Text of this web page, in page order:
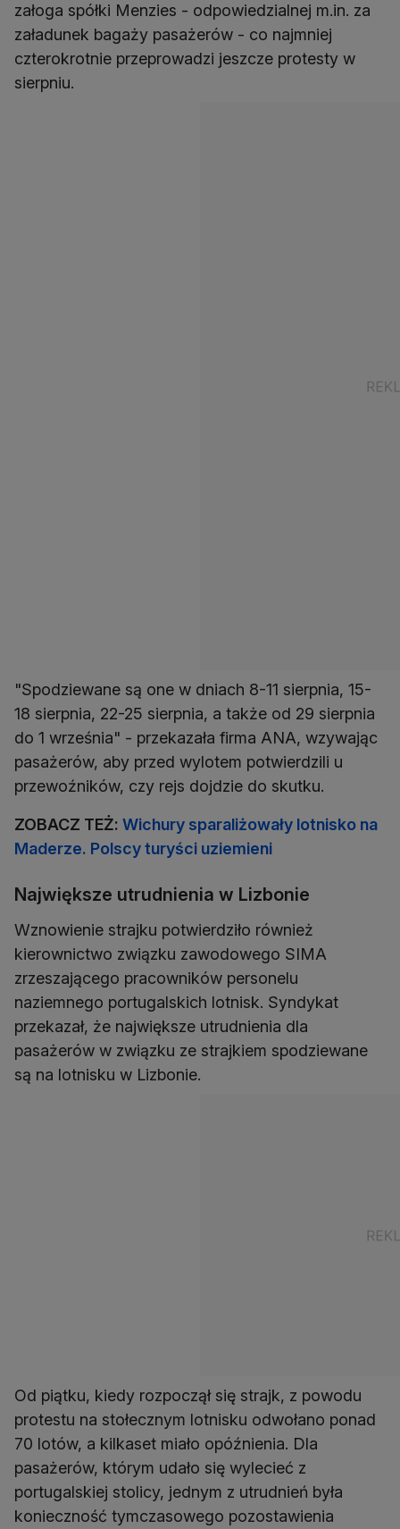
załoga spółki Menzies - odpowiedzialnej m.in. za
załadunek bagaży pasażerów - co najmniej
czterokrotnie przeprowadzi jeszcze protesty w
sierpniu.
"Spodziewane są one w dniach 8-11 sierpnia, 15-
18 sierpnia, 22-25 sierpnia, a także od 29 sierpnia
do 1 września" - przekazała firma ANA, wzywając
pasażerów, aby przed wylotem potwierdzili u
przewoźników, czy rejs dojdzie do skutku.
ZOBACZ TEŻ: Wichury sparaliżowały lotnisko na
Maderze. Polscy turyści uziemieni
Największe utrudnienia w Lizbonie
Wznowienie strajku potwierdziło również
kierownictwo związku zawodowego SIMA
zrzeszającego pracowników personelu
naziemnego portugalskich lotnisk. Syndykat
przekazał, że największe utrudnienia dla
pasażerów w związku ze strajkiem spodziewane
są na lotnisku w Lizbonie.
Od piątku, kiedy rozpoczął się strajk, z powodu
protestu na stołecznym lotnisku odwołano ponad
70 lotów, a kilkaset miało opóźnienia. Dla
pasażerów, którym udało się wylecieć z
portugalskiej stolicy, jednym z utrudnień była
konieczność tymczasowego pozostawienia